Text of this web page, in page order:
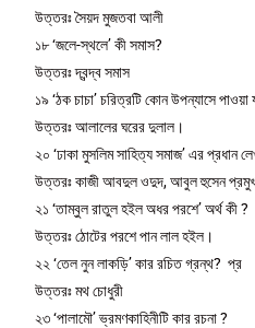
উত্তরঃ সৈয়দ মুজতবা আলী
১৮ ‘জলে-স্থলে’ কী সমাস?
উত্তরঃ দ্বন্দ্ব সমাস
১৯ ‘ঠক চাচা’ চরিত্রটি কোন উপন্যাসে পাওয়া
উত্তরঃ আলালের ঘরের দুলাল।
২০ ‘ঢাকা মুসলিম সাহিত্য সমাজ’ এর প্রধান
উত্তরঃ কাজী আবদুল ওদুদ, আবুল হুসেন
২১ ‘তাম্বুল রাতুল হইল অধর পরশে’ অর্থ কী ?
উত্তরঃ ঠোটের পরশে পান লাল হইল।
২২ ‘তেল নুন লাকড়ি’ কার রচিত গ্রন্থ? প্র
উত্তরঃ মথ চোধুরী
২৩ ‘পালামৌ’ ভ্রমণকাহিনীটি কার রচনা ?